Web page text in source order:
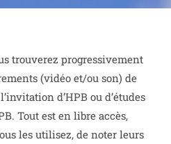
trouverez progressivement
(vidéo et/ou son) de
d’HPB ou d’études
Tout est en libre accès,
les utilisez, de noter leurs